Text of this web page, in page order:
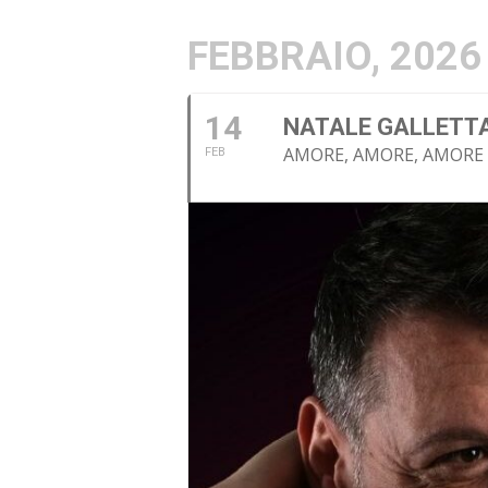
FEBBRAIO, 2026
14
FEB
NATALE
AMORE, AMORE, AMORE